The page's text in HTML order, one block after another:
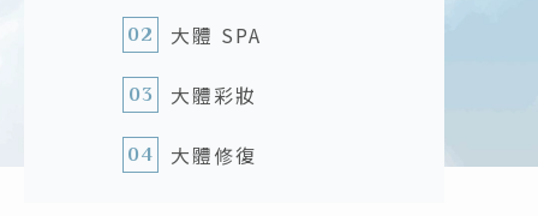
02 大體 SPA
03 大體彩妝
04 大體修復